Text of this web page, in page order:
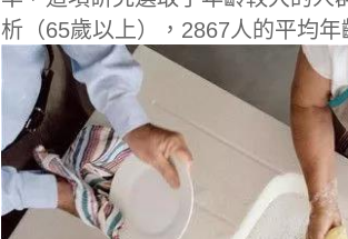
析（65歲以上），2867人的平均年